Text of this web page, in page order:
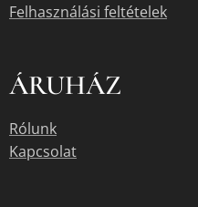
Felhasználási feltételek
ÁRUHÁZ
Rólunk
Kapcsolat